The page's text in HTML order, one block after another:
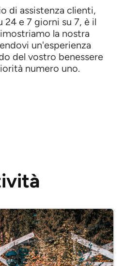
di assistenza clienti,
24 e 7 giorni su 7, è il
la nostra
un'esperienza
del vostro benessere
numero uno.